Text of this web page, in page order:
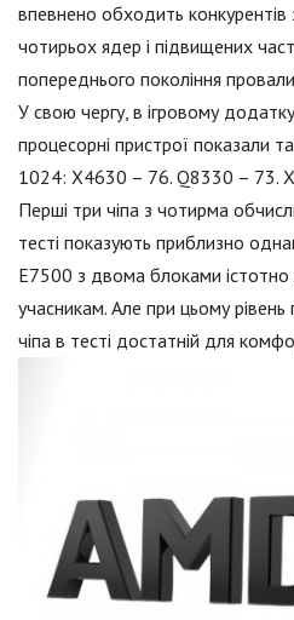
впевнено обходить конкурентів
чотирьох ядер і підвищених
попереднього покоління
У свою чергу, в ігровому
процесорні пристрої показали
1024: Х4630 – 76. Q8330 – 73.
Перші три чіпа з чотирма
тесті показують приблизно
Е7500 з двома блоками істотно
учасникам. Але при цьому
чіпа в тесті достатній для